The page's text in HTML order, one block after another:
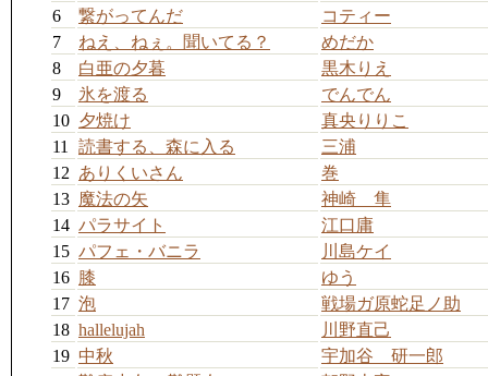
6
繋がってんだ
コティー
7
ねえ、ねぇ。聞いてる？
めだか
8
白亜の夕暮
黒木りえ
9
氷を渡る
でんでん
10 夕焼け
真央りりこ
11
読書する、森に入る
三浦
12 ありくいさん
巻
13 魔法の矢
神崎 隼
14 パラサイト
江口庸
15 パフェ・バニラ
川島ケイ
16 膝
ゆう
17 泡
戦場ガ原蛇足ノ助
18 hallelujah
川野直己
19 中秋
宇加谷 研一郎